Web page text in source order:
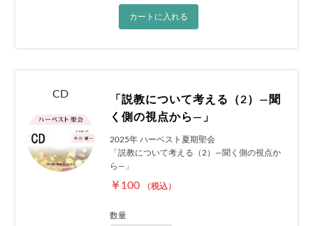
カートに入れる
CD
「説教について考える（2）―聞
く側の視点から―」
2025年 ハーベスト夏期聖会
「説教について考える（2）―聞く側の視点か
ら―」
￥100 （税込）
数量